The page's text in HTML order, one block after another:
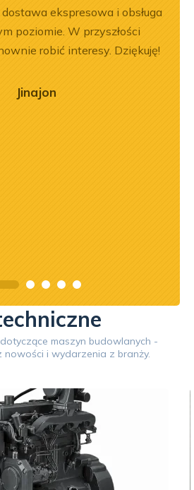
ekspresowa i obsługa
poziomie. W przyszłości
robić interesy. Dziękuję!
Jinajon
maszyn budowlanych -
i wydarzenia z branży.